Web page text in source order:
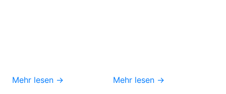
Mehr lesen → Mehr lesen →